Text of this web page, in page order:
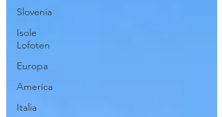
Slovenia
Isole
Lofoten
Europa
America
Italia